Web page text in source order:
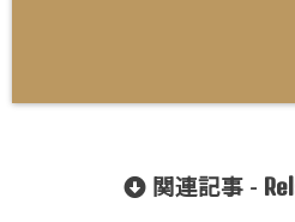
関連記事 -